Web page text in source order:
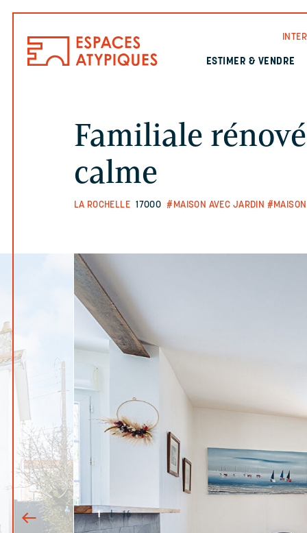
ESTIMER & VENDRE
Familiale
calme
LA ROCHELLE 17000 #MAISON AVEC JARDIN
1 | 16